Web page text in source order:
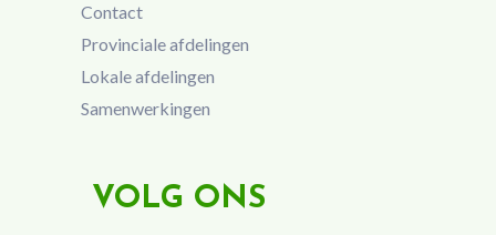
Contact
Provinciale afdelingen
Lokale afdelingen
Samenwerkingen
VOLG ONS